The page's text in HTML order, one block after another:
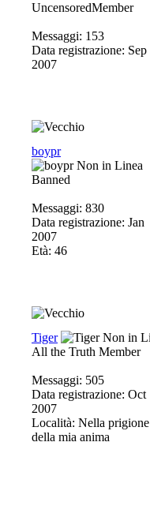
UncensoredMember
Messaggi: 153
Data registrazione: Sep
2007
boypr
Banned
Messaggi: 830
Data registrazione: Jan
2007
Età: 46
Tiger
All the Truth Member
Messaggi: 505
Data registrazione: Oct
2007
Località: Nella prigione
della mia anima